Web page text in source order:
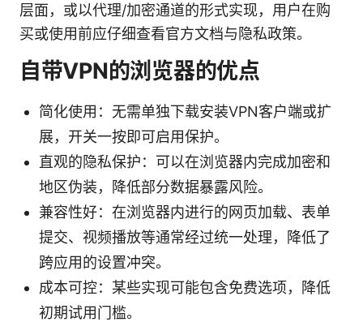
层面，或以代理/加密通道的形式实现，用户在购
买或使用前应仔细查看官方文档与隐私政策。
自带VPN的浏览器的优点
简化使用：无需单独下载安装VPN客户端或扩
展，开关一按即可启用保护。
直观的隐私保护：可以在浏览器内完成加密和
地区伪装，降低部分数据暴露风险。
兼容性好：在浏览器内进行的网页加载、表单
提交、视频播放等通常经过统一处理，降低了
跨应用的设置冲突。
成本可控：某些实现可能包含免费选项，降低
初期试用门槛。